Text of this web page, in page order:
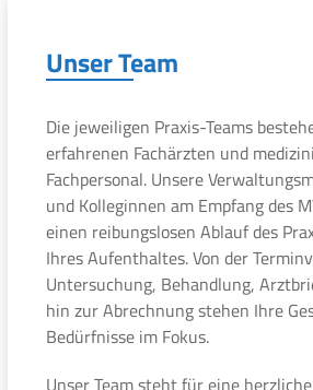
Unser Team
Die jeweiligen Praxis-Teams
erfahrenen Fachärzten und
Fachpersonal. Unsere
und Kolleginnen am Empfang des
einen reibungslosen Ablauf des
Ihres Aufenthaltes. Von der
Untersuchung, Behandlung,
hin zur Abrechnung stehen Ihre
Bedürfnisse im Fokus.
Unser Team steht für eine herzliche